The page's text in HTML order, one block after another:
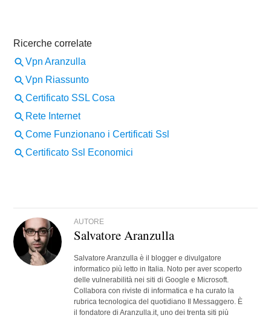
AUTORE
Salvatore Aranzulla
Salvatore Aranzulla è il blogger e divulgatore
informatico più letto in Italia. Noto per aver scoperto
delle vulnerabilità nei siti di Google e Microsoft.
Collabora con riviste di informatica e ha curato la
rubrica tecnologica del quotidiano Il Messaggero. È
il fondatore di Aranzulla.it, uno dei trenta siti più